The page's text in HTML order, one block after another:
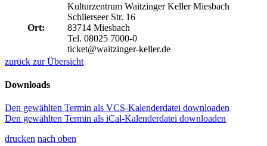
Ort:
Kulturzentrum Waitzinger Keller Miesbach
Schlierseer Str. 16
83714 Miesbach
Tel. 08025 7000-0
ticket@waitzinger-keller.de
zurück zur Übersicht
Downloads
Den gewählten Termin als VCS-Kalenderdatei downloaden
Den gewählten Termin als iCal-Kalenderdatei downloaden
drucken nach oben